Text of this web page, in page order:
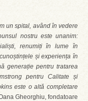
un spital, având în vedere
nostru este unanim:
renumiți în lume în
și experiența în
generație pentru tratarea
pentru Calitate și
este o altă completare
Gheorghiu, fondatoare